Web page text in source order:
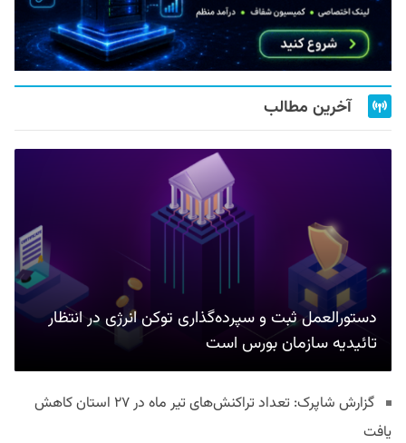
آخرین مطالب
دستورالعمل ثبت و سپرده‌گذاری توکن انرژی در انتظار
تائیدیه سازمان بورس است
گزارش شاپرک: تعداد تراکنش‌های تیر ماه در ۲۷ استان‌ کاهش
یافت